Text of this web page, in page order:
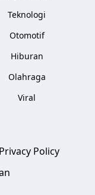
Teknologi
Otomotif
Hiburan
Olahraga
Viral
Privacy Policy